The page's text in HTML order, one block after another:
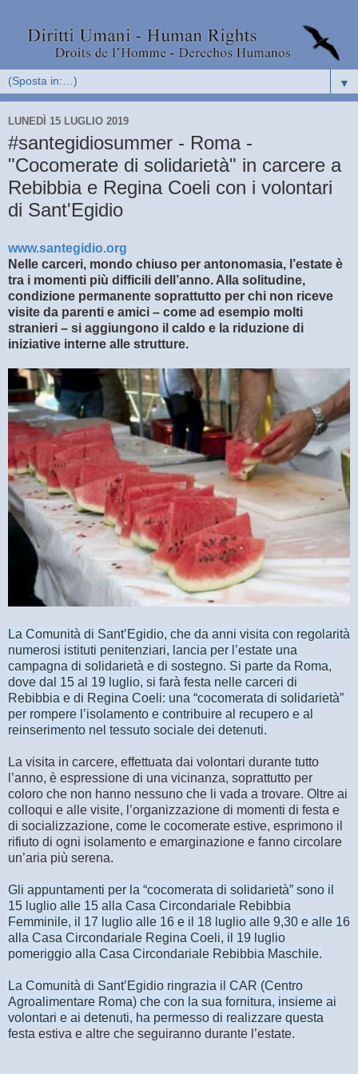
▼
LUNEDÌ 15 LUGLIO 2019
#santegidiosummer - Roma -
"Cocomerate di solidarietà" in carcere a
Rebibbia e Regina Coeli con i volontari
di Sant'Egidio
www.santegidio.org
Nelle carceri, mondo chiuso per antonomasia, l’estate è
tra i momenti più difficili dell’anno. Alla solitudine,
condizione permanente soprattutto per chi non riceve
visite da parenti e amici – come ad esempio molti
stranieri – si aggiungono il caldo e la riduzione di
iniziative interne alle strutture.
La Comunità di Sant’Egidio, che da anni visita con regolarità
numerosi istituti penitenziari, lancia per l’estate una
campagna di solidarietà e di sostegno. Si parte da Roma,
dove dal 15 al 19 luglio, si farà festa nelle carceri di
Rebibbia e di Regina Coeli: una “cocomerata di solidarietà”
per rompere l’isolamento e contribuire al recupero e al
reinserimento nel tessuto sociale dei detenuti.
La visita in carcere, effettuata dai volontari durante tutto
l’anno, è espressione di una vicinanza, soprattutto per
coloro che non hanno nessuno che li vada a trovare. Oltre ai
colloqui e alle visite, l’organizzazione di momenti di festa e
di socializzazione, come le cocomerate estive, esprimono il
rifiuto di ogni isolamento e emarginazione e fanno circolare
un’aria più serena.
Gli appuntamenti per la “cocomerata di solidarietà” sono il
15 luglio alle 15 alla Casa Circondariale Rebibbia
Femminile, il 17 luglio alle 16 e il 18 luglio alle 9,30 e alle 16
alla Casa Circondariale Regina Coeli, il 19 luglio
pomeriggio alla Casa Circondariale Rebibbia Maschile.
La Comunità di Sant’Egidio ringrazia il CAR (Centro
Agroalimentare Roma) che con la sua fornitura, insieme ai
volontari e ai detenuti, ha permesso di realizzare questa
festa estiva e altre che seguiranno durante l’estate.